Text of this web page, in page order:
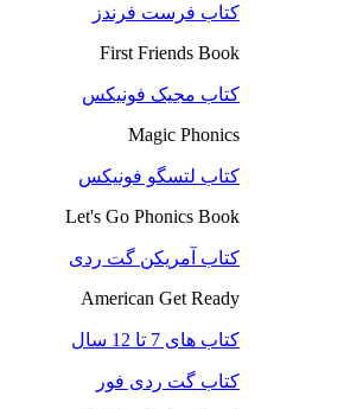
کتاب فرست فرندز
First Friends Book
کتاب مجیک فونیکس
Magic Phonics
کتاب لتسگو فونیکس
Let's Go Phonics Book
کتاب آمریکن گت ردی
American Get Ready
کتاب های 7 تا 12 سال
کتاب گت ردی فور